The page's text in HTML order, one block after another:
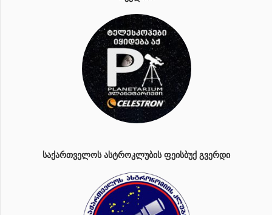
ᲡᲐᲥᲐᲠᲗᲕᲔᲚᲝᲡ ᲐᲡᲢᲠᲝᲙᲚᲣᲑᲘᲡ ᲤᲔᲘᲡᲑᲣᲥ ᲒᲕᲔᲠᲓᲘ